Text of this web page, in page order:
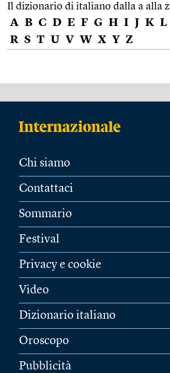
Il dizionario di italiano dalla a alla z
A B C D E F G H I J K L
R S T U V W X Y Z
Chi siamo
Contattaci
Sommario
Festival
Privacy e cookie
Video
Dizionario italiano
Oroscopo
Pubblicità